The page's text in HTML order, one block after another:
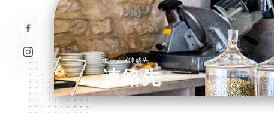
ホーム/連絡先
連絡先